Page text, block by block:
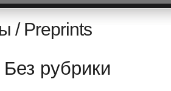
/ Preprints
рубрики